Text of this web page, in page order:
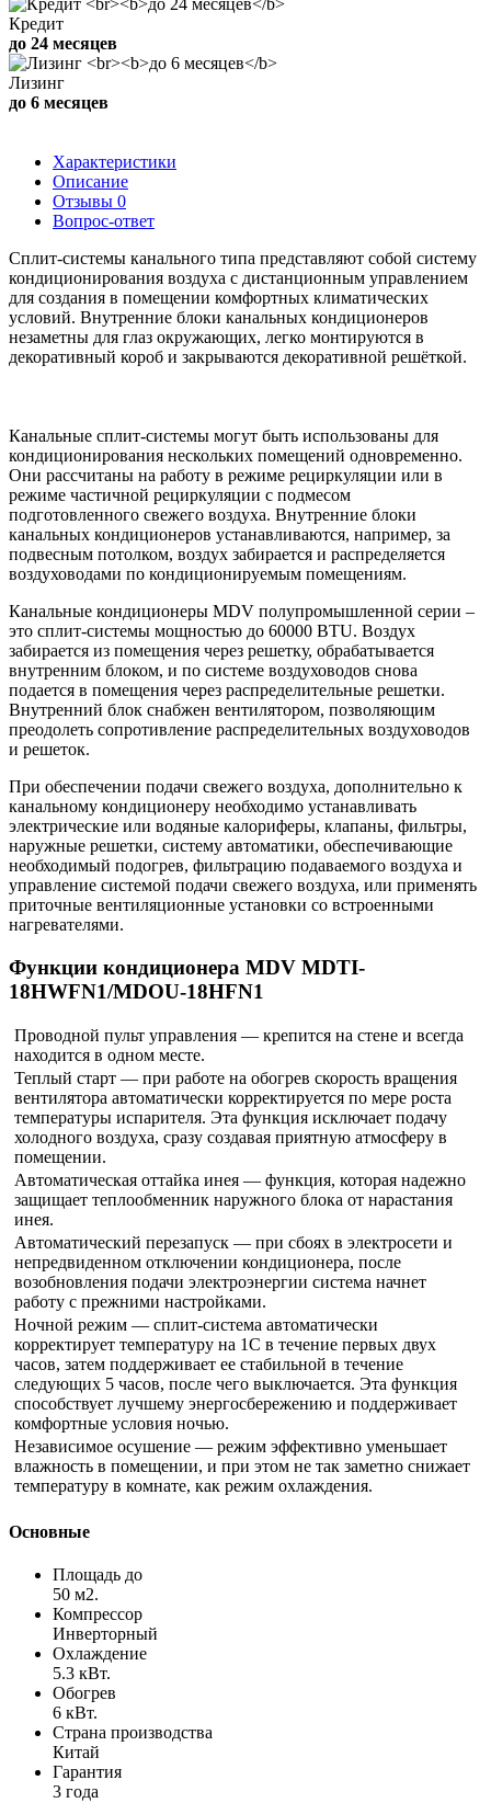
Кредит
до 24 месяцев
Лизинг
до 6 месяцев
Характеристики
Описание
Отзывы 0
Вопрос-ответ
Сплит-системы канального типа представляют собой систему
кондиционирования воздуха с дистанционным управлением
для создания в помещении комфортных климатических
условий. Внутренние блоки канальных кондиционеров
незаметны для глаз окружающих, легко монтируются в
декоративный короб и закрываются декоративной решёткой.
Канальные сплит-системы могут быть использованы для
кондиционирования нескольких помещений одновременно.
Они рассчитаны на работу в режиме рециркуляции или в
режиме частичной рециркуляции с подмесом
подготовленного свежего воздуха. Внутренние блоки
канальных кондиционеров устанавливаются, например, за
подвесным потолком, воздух забирается и распределяется
воздуховодами по кондиционируемым помещениям.
Канальные кондиционеры MDV полупромышленной серии –
это сплит-системы мощностью до 60000 BTU. Воздух
забирается из помещения через решетку, обрабатывается
внутренним блоком, и по системе воздуховодов снова
подается в помещения через распределительные решетки.
Внутренний блок снабжен вентилятором, позволяющим
преодолеть сопротивление распределительных воздуховодов
и решеток.
При обеспечении подачи свежего воздуха, дополнительно к
канальному кондиционеру необходимо устанавливать
электрические или водяные калориферы, клапаны, фильтры,
наружные решетки, систему автоматики, обеспечивающие
необходимый подогрев, фильтрацию подаваемого воздуха и
управление системой подачи свежего воздуха, или применять
приточные вентиляционные установки со встроенными
нагревателями.
Функции кондиционера MDV MDTI-
18HWFN1/MDOU-18HFN1
Проводной пульт управления — крепится на стене и всегда
находится в одном месте.
Теплый старт — при работе на обогрев скорость вращения
вентилятора автоматически корректируется по мере роста
температуры испарителя. Эта функция исключает подачу
холодного воздуха, сразу создавая приятную атмосферу в
помещении.
Автоматическая оттайка инея — функция, которая надежно
защищает теплообменник наружного блока от нарастания
инея.
Автоматический перезапуск — при сбоях в электросети и
непредвиденном отключении кондиционера, после
возобновления подачи электроэнергии система начнет
работу с прежними настройками.
Ночной режим — сплит-система автоматически
корректирует температуру на 1С в течение первых двух
часов, затем поддерживает ее стабильной в течение
следующих 5 часов, после чего выключается. Эта функция
способствует лучшему энергосбережению и поддерживает
комфортные условия ночью.
Независимое осушение — режим эффективно уменьшает
влажность в помещении, и при этом не так заметно снижает
температуру в комнате, как режим охлаждения.
Основные
Площадь до
50 м2.
Компрессор
Инверторный
Охлаждение
5.3 кВт.
Обогрев
6 кВт.
Страна производства
Китай
Гарантия
3 года